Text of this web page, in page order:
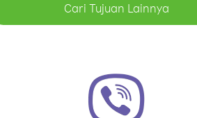
Cari Tujuan Lainnya